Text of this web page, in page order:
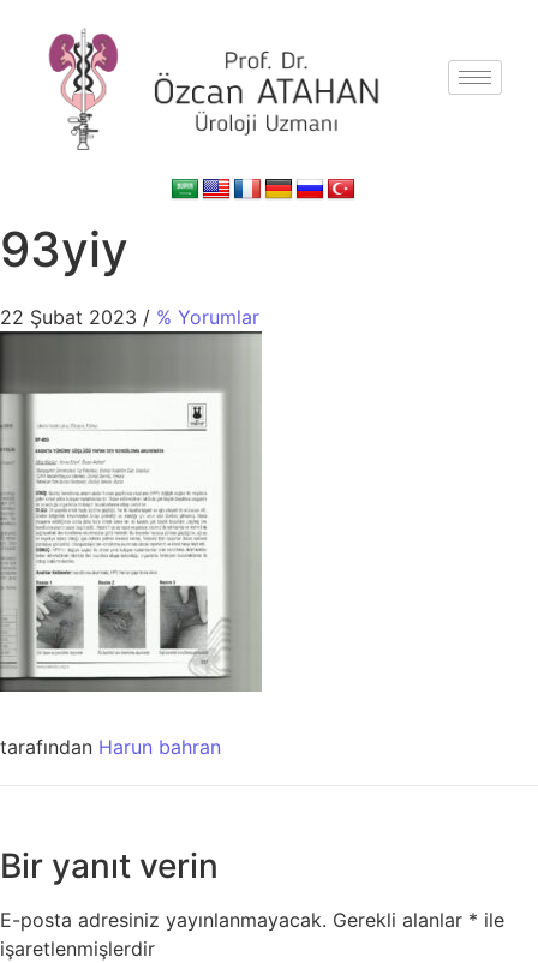
93yiy
22 Şubat 2023 / % Yorumlar
tarafından Harun bahran
Bir yanıt verin
E-posta adresiniz yayınlanmayacak. Gerekli alanlar * ile
işaretlenmişlerdir